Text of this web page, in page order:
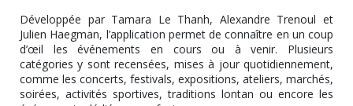
Développée par Tamara Le Thanh, Alexandre Trenoul et
Julien Haegman, l’application permet de connaître en un coup
d’œil les événements en cours ou à venir. Plusieurs
catégories y sont recensées, mises à jour quotidiennement,
comme les concerts, festivals, expositions, ateliers, marchés,
soirées, activités sportives, traditions lontan ou encore les